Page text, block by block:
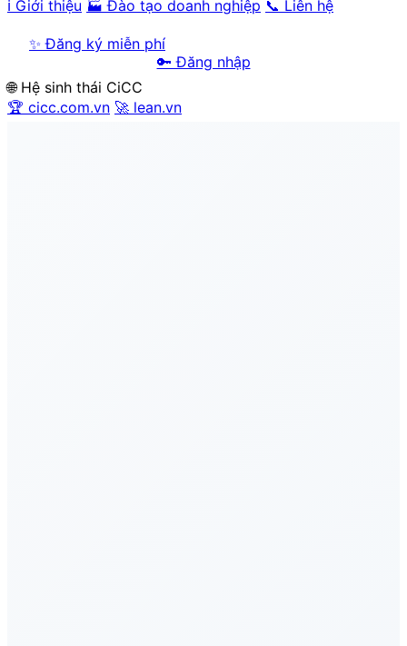
ℹ️ Giới thiệu 🏭 Đào tạo doanh nghiệp 📞 Liên hệ
✨ Đăng ký miễn phí
🔑 Đăng nhập
🌐 Hệ sinh thái CiCC
🏆 cicc.com.vn 🚀 lean.vn